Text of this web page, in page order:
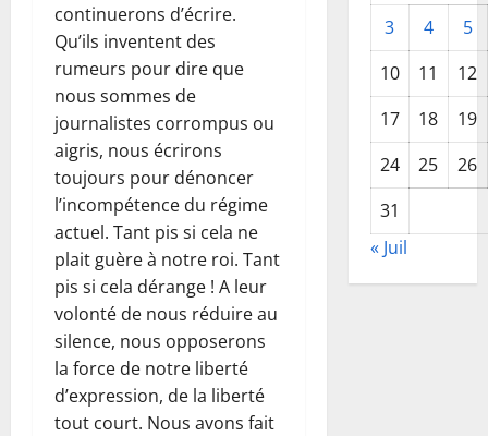
continuerons d’écrire.
Qu’ils inventent des
rumeurs pour dire que
nous sommes de
journalistes corrompus ou
aigris, nous écrirons
toujours pour dénoncer
l’incompétence du régime
actuel. Tant pis si cela ne
plait guère à notre roi. Tant
pis si cela dérange ! A leur
volonté de nous réduire au
silence, nous opposerons
la force de notre liberté
d’expression, de la liberté
tout court. Nous avons fait
3 4
5
10
11
12
17
18
19
24
25
26
31
« Juil